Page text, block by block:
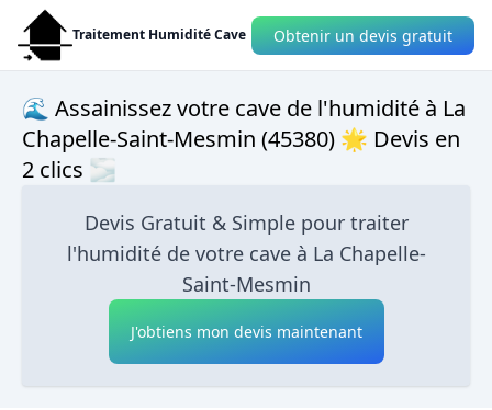
Traitement Humidité Cave Obtenir un devis gratuit
🌊 Assainissez votre cave de l'humidité à La
Chapelle-Saint-Mesmin (45380) 🌟 Devis en
2 clics 🌫
Devis Gratuit & Simple pour traiter
l'humidité de votre cave à La Chapelle-
Saint-Mesmin
J'obtiens mon devis maintenant